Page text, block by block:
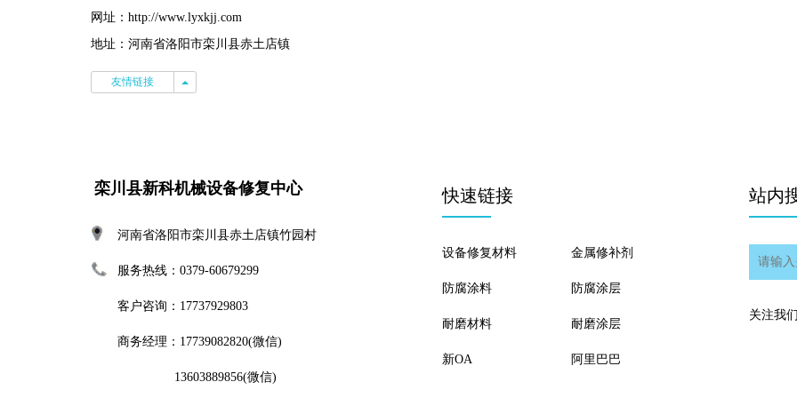
网址：http://www.lyxkjj.com
地址：河南省洛阳市栾川县赤土店镇
友情链接 友情链接
栾川县新科机械设备修复中心
河南省洛阳市栾川县赤土店镇竹园村
服务热线：0379-60679299
客户咨询：17737929803
商务经理：17739082820(微信)
13603889856(微信)
快速链接
设备修复材料 金属修补剂
防腐涂料 防腐涂层
耐磨材料 耐磨涂层
新OA 阿里巴巴
站内
关注我